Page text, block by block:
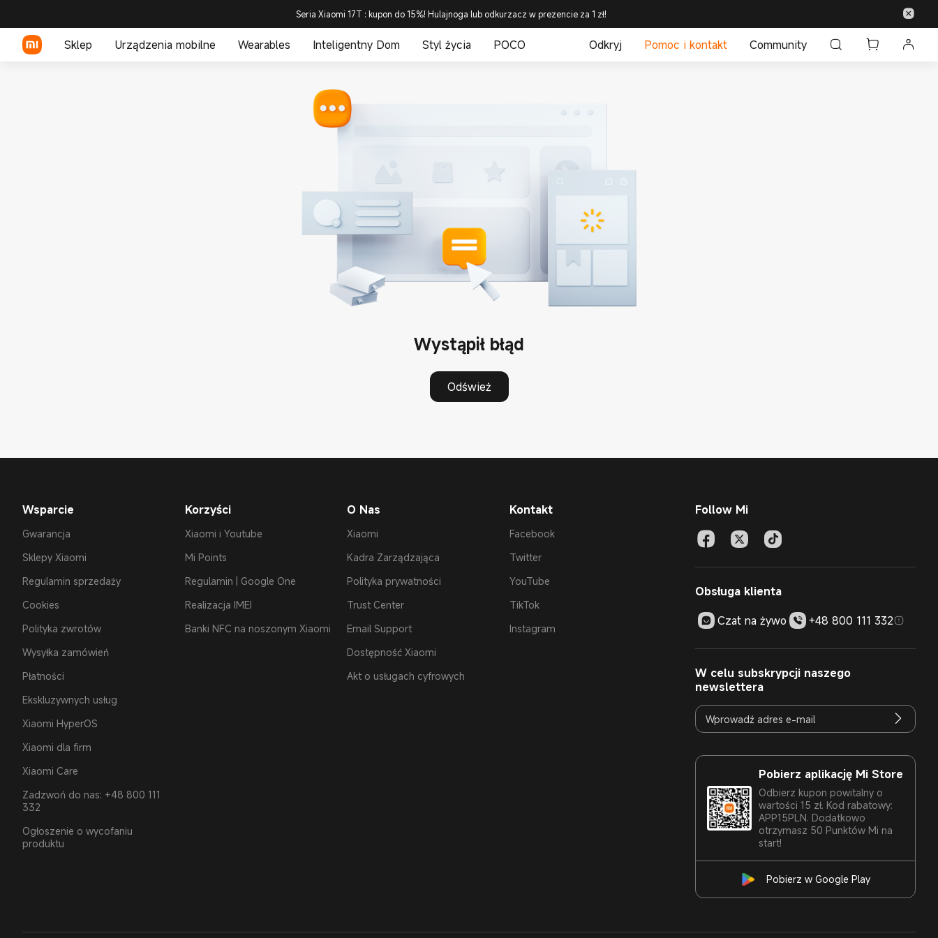
Seria Xiaomi 17T : kupon do 15%! Hulajnoga lub odkurzacz w prezencie za 1 zł!
Sklep Urządzenia mobilne Wearables Inteligentny Dom Styl życia POCO Odkryj Pomoc i kontakt Community
Wystąpił błąd
Odśwież
Wsparcie
Gwarancja
Sklepy Xiaomi
Regulamin sprzedaży
Cookies
Polityka zwrotów
Wysyłka zamówień
Płatności
Ekskluzywnych usług
Xiaomi HyperOS
Xiaomi dla firm
Xiaomi Care
Zadzwoń do nas: +48 800 111
332
Ogłoszenie o wycofaniu
produktu
Korzyści
Xiaomi i Youtube
Mi Points
Regulamin | Google One
Realizacja IMEI
Banki NFC na noszonym Xiaomi
O Nas
Xiaomi
Kadra Zarządzająca
Polityka prywatności
Trust Center
Email Support
Dostępność Xiaomi
Akt o usługach cyfrowych
Kontakt
Facebook
Twitter
YouTube
TikTok
Instagram
Follow Mi
Obsługa klienta
Czat na żywo
+48 800 111 332
W celu subskrypcji naszego
newslettera
Pobierz aplikację Mi Store
Odbierz kupon powitalny o
wartości 15 zł. Kod rabatowy:
APP15PLN. Dodatkowo
otrzymasz 50 Punktów Mi na
start!
Pobierz w Google Play